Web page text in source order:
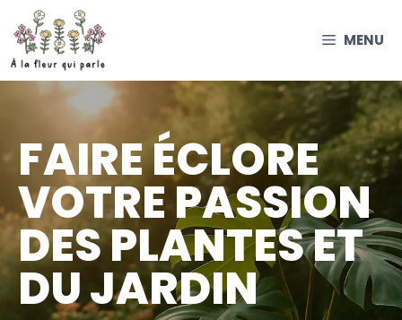
au
contenu
MENU
FAIRE ÉCLORE
VOTRE PASSION
DES PLANTES ET
DU JARDIN